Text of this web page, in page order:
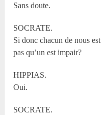
Sans doute.
SOCRATE.
Si donc chacun de nous
pas qu’un est impair?
HIPPIAS.
Oui.
SOCRATE.